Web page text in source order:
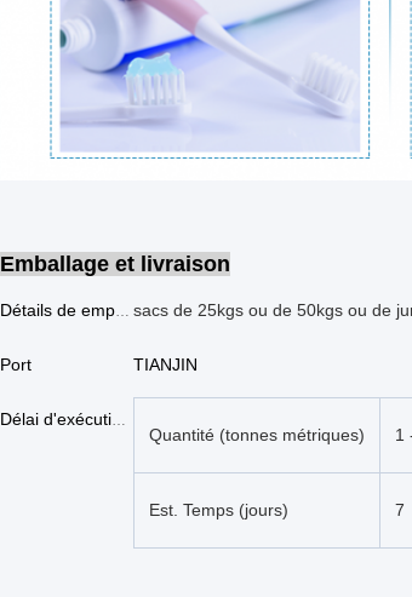
Emballage et livraison
Détails de empaquetage sacs de 25kgs ou de 50kgs ou de
Port TIANJIN
Délai d'exécution :
Quantité (tonnes métriques) 1
Est. Temps (jours) 7